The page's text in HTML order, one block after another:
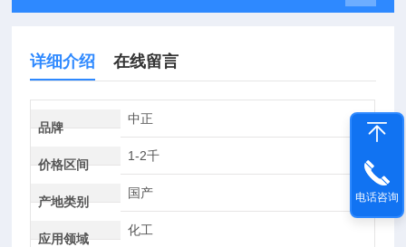
详细介绍 在线留言
品牌
中正
价格区间
1-2千
产地类别
国产
应用领域
化工
电话咨询